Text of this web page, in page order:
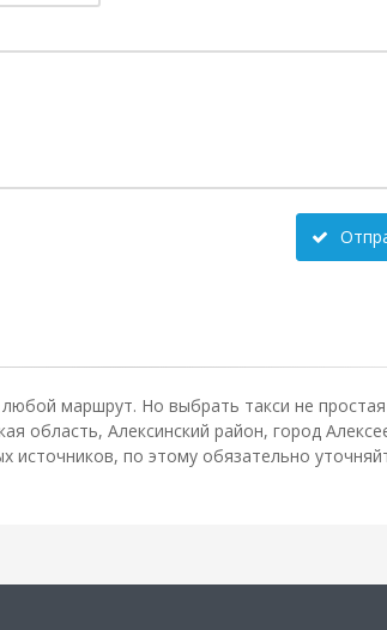
маршрут. Но выбрать такси не
область, Алексинский район, город
по этому обязательно